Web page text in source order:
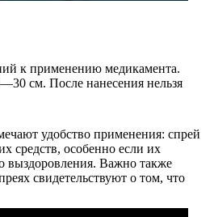
к применению медикамента.
см. После нанесения нельзя
удобство применения: спрей
средств, особенно если их
выздоровления. Важно также
свидетельствуют о том, что